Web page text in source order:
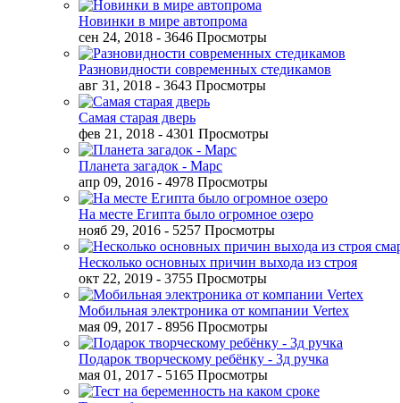
Новинки в мире автопрома
сен 24, 2018 - 3646 Просмотры
Разновидности современных стедикамов
авг 31, 2018 - 3643 Просмотры
Самая старая дверь
фев 21, 2018 - 4301 Просмотры
Планета загадок - Марс
апр 09, 2016 - 4978 Просмотры
На месте Египта было огромное озеро
нояб 29, 2016 - 5257 Просмотры
Несколько основных причин выхода из строя
окт 22, 2019 - 3755 Просмотры
Мобильная электроника от компании Vertex
мая 09, 2017 - 8956 Просмотры
Подарок творческому ребёнку - 3д ручка
мая 01, 2017 - 5165 Просмотры